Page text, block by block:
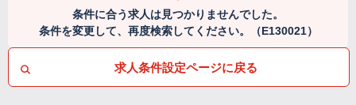
条件に合う求人は見つかりませんでした。
条件を変更して、再度検索してください。（E130021）
求人条件設定ページに戻る